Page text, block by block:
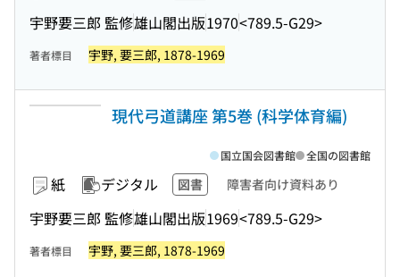
宇野要三郎 監修雄山閣出版1970<789.5-G29>
著者標目 宇野, 要三郎, 1878-1969
現代弓道講座 第5巻 (科学体育編)
紙 デジタル 図書 障害者向け資料あり
宇野要三郎 監修雄山閣出版1969<789.5-G29>
国立国会図書館 全国の図書館
著者標目 宇野, 要三郎, 1878-1969